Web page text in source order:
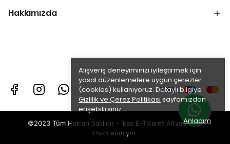
Alışveriş deneyiminizi iyileştirmek için
yasal düzenlemelere uygun çerezler
(cookies) kullanıyoruz. Detaylı bilgiye
Gizlilik ve Çerez Politikası sayfamızdan
erişebilirsiniz.
Anladım
Hakkımızda
©2023 Tüm Hakları Saklıdır - ikas E-Ticaret Altyapısı ile
Hazırlanmıştır.